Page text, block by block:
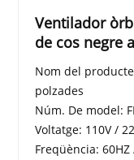
Ventilador
de cos negre
Nom del
polzades
Núm. De model:
Voltatge: 110V /
Freqüència: 60HZ